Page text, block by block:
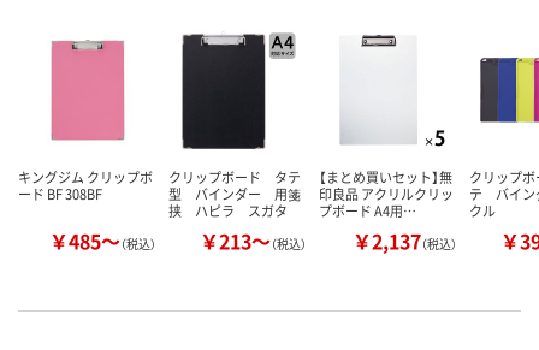
キングジム クリップボ
ード BF 308BF
￥485～（税込）
クリップボード タテ
型 バインダー 用箋
挟 ハピラ スガタ
￥213～（税込）
【まとめ買いセット】無
印良品 アクリルクリッ
プボード A4用…
￥2,137（税込）
クリップ
テ バイ
クル
￥